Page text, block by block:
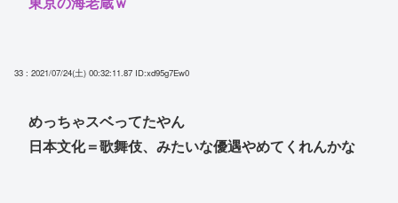
33 : 2021/07/24(土) 00:32:11.87 ID:xd95g7Ew0
めっちゃスベってたやん
日本文化＝歌舞伎、みたいな優遇やめてくれんかな